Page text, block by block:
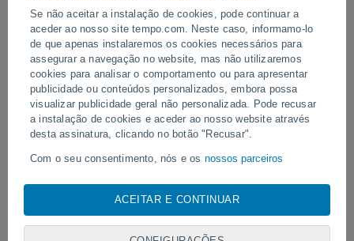
Se não aceitar a instalação de cookies, pode continuar a
aceder ao nosso site tempo.com. Neste caso, informamo-lo
de que apenas instalaremos os cookies necessários para
assegurar a navegação no website, mas não utilizaremos
cookies para analisar o comportamento ou para apresentar
publicidade ou conteúdos personalizados, embora possa
visualizar publicidade geral não personalizada. Pode recusar
a instalação de cookies e aceder ao nosso website através
desta assinatura, clicando no botão "Recusar".
Com o seu consentimento, nós e os nossos parceiros
pessoais, tais como a sua visita a este sitio Web, endereços
IP e identificadores de cookies. É possível que alguns
fornecedores possam processar os seus dados pessoais com
ACEITAR E CONTINUAR
Tornados e chuvas extremas em
Pelotas, Brasil.
Alerta ao Centro-Sul:
vendavais e muito frio
Siga-nos